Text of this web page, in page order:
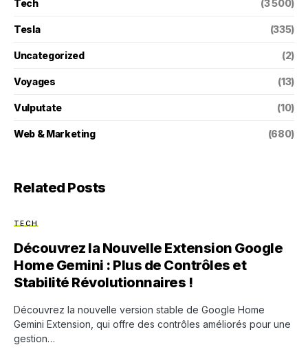
Tech (3 500)
Tesla (335)
Uncategorized (2)
Voyages (13)
Vulputate (10)
Web & Marketing (680)
Related Posts
TECH
Découvrez la Nouvelle Extension Google
Home Gemini : Plus de Contrôles et
Stabilité Révolutionnaires !
Découvrez la nouvelle version stable de Google Home
Gemini Extension, qui offre des contrôles améliorés pour une
gestion…